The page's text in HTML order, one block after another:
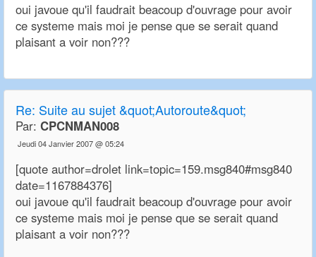
oui javoue qu'il faudrait beacoup d'ouvrage pour avoir
ce systeme mais moi je pense que se serait quand
plaisant a voir non???
Re: Suite au sujet &quot;Autoroute&quot;
Par: CPCNMAN008
Jeudi 04 Janvier 2007 @ 05:24
[quote author=drolet link=topic=159.msg840#msg840
date=1167884376]
oui javoue qu'il faudrait beacoup d'ouvrage pour avoir
ce systeme mais moi je pense que se serait quand
plaisant a voir non???